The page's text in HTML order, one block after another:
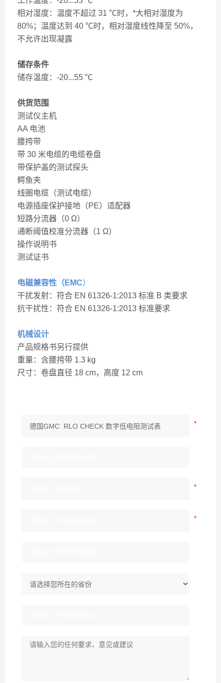
相对湿度：温度不超过 31 ℃时，*大相对湿度为
80%；温度达到 40 ℃时，相对湿度线性降至 50%，
不允许出现凝露
储存条件
储存温度：-20...55 ℃
供货范围
测试仪主机
AA 电池
腰挎带
带 30 米电缆的电缆卷盘
带保护盖的测试探头
鳄鱼夹
线圈电缆（测试电缆）
电源插座保护接地（PE）适配器
短路分流器（0 Ω）
通断阈值校准分流器（1 Ω）
操作说明书
测试证书
电磁兼容性（EMC）
干扰发射：符合 EN 61326-1:2013 标准 B 类要求
抗干扰性：符合 EN 61326-1:2013 标准要求
机械设计
产品规格书另行提供
重量：含腰挎带 1.3 kg
尺寸：卷盘直径 18 cm，高度 12 cm